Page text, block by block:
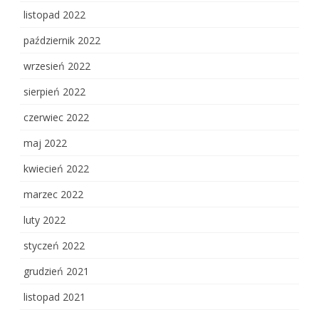
listopad 2022
październik 2022
wrzesień 2022
sierpień 2022
czerwiec 2022
maj 2022
kwiecień 2022
marzec 2022
luty 2022
styczeń 2022
grudzień 2021
listopad 2021